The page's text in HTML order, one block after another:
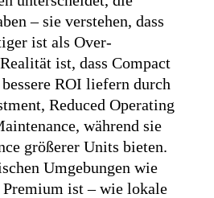
– sie verstehen, dass
ist als Over-
ist, dass Compact
ROI liefern durch
Reduced Operating
während sie
größerer Units bieten.
Umgebungen wie
ist – wie lokale